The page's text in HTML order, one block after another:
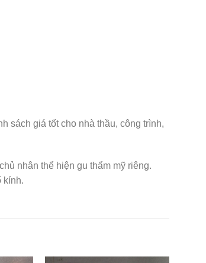
sách giá tốt cho nhà thầu, công trình,
nhân thể hiện gu thẩm mỹ riêng.
kính.